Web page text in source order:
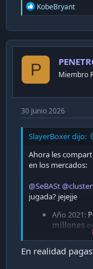
R
e
c
t
o
n
KobeBryant
P Miembro
30 Junio 2026
SlayerBoxer dijo:
Ahora les
en los mercados:
@SeBASt@clusten
jugada? jejejje
Año 2021:
millones
Muchos
5 años
En realidad